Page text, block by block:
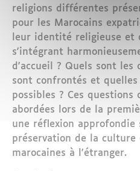
religions différentes
pour les Marocains
leur identité religieuse
s'intégrant
d'accueil ? Quels sont les
sont confrontés et
possibles ? Ces questions
abordées lors de la
une réflexion approfondie
préservation de la
marocaines à l'étranger.